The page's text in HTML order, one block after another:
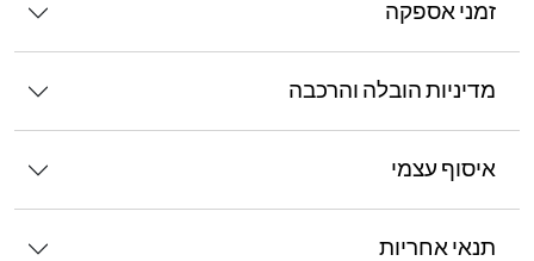
זמני אספקה
מדיניות הובלה והרכבה
איסוף עצמי
תנאי אחריות